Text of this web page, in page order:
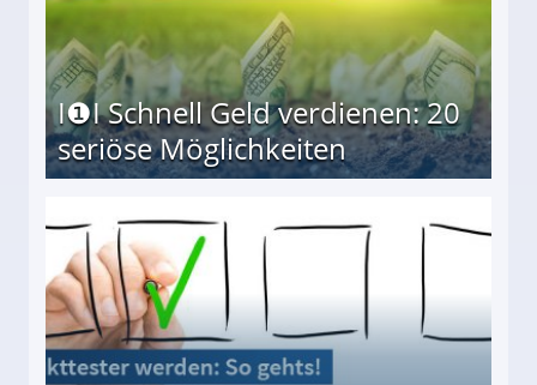
I❶I Schnell Geld verdienen: 20
seriöse Möglichkeiten